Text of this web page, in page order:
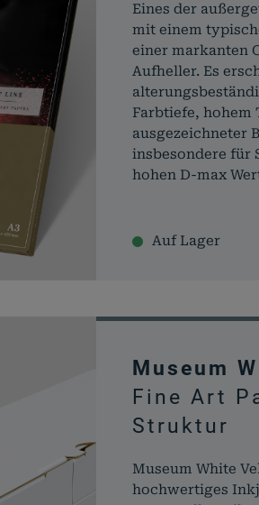
Eines der
mit einem
einer markanten
Aufheller. Es
Farbtiefe, hohem
ausgezeichneter
insbesondere für
hohen D-max
Auf Lager
Museum
Fine Art
Struktur
Museum White
hochwertiges